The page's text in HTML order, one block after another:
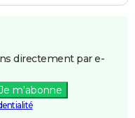
directement par e-
m'abonne